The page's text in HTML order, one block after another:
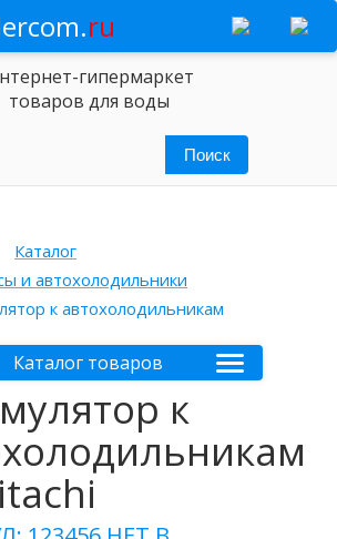
ru
гипермаркет
товаров для воды
Каталог
и автохолодильники
к автохолодильникам
Каталог товаров
к